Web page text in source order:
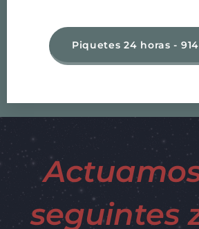
Piquetes 24 horas -
seguintes